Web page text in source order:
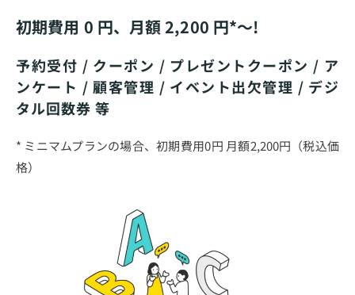
初期費用 0 円、月額 2,200 円*〜!
予約受付 / クーポン / プレゼントクーポン / ア
ンケート / 顧客管理 / イベント出欠管理 / デジ
タル回数券 等
* ミニマムプランの場合、初期費用0円 月額2,200円（税込価
格）